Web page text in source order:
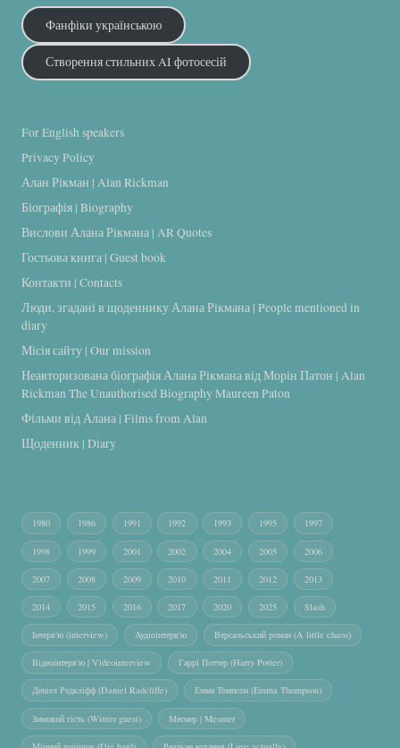
Фанфіки українською
Створення стильних AI фотосесій
For English speakers
Privacy Policy
Алан Рікман | Alan Rickman
Біографія | Biography
Вислови Алана Рікмана | AR Quotes
Гостьова книга | Guest book
Контакти | Contacts
Люди, згадані в щоденнику Алана Рікмана | People mentioned in
diary
Місія сайту | Our mission
Неавторизована біографія Алана Рікмана від Морін Патон | Alan
Rickman The Unauthorised Biography Maureen Paton
Фільми від Алана | Films from Alan
Щоденник | Diary
1980 1986 1991 1992 1993 1995 1997
1998 1999 2001 2002 2004 2005 2006
2007 2008 2009 2010 2011 2012 2013
2014 2015 2016 2017 2020 2025 Slash
Інтерв'ю (interview) Аудіоінтерв'ю Версальський роман (A little chaos)
Відеоінтерв'ю | Videointerview Гаррі Поттер (Harry Potter)
Деніел Редкліфф (Daniel Radcliffe) Емма Томпсон (Emma Thompson)
Зимовий гість (Winter guest) Месмер | Mesmer